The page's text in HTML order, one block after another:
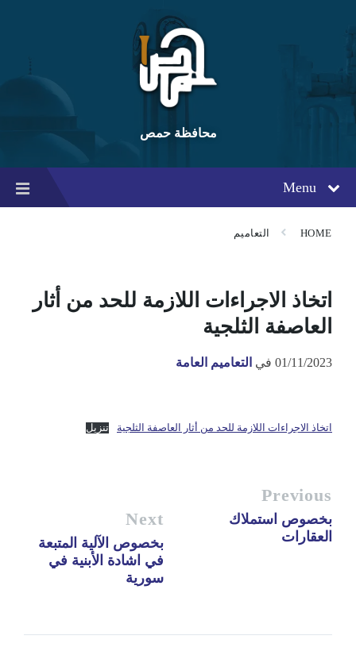
content
main
navigation
footer
محافظة حمص
Menu
HOME التعاميم
اتخاذ الاجراءات اللازمة للحد من أثار
العاصفة الثلجية
01/11/2023 في التعاميم العامة
اتخاذ الاجراءات اللازمة للحد من أثار العاصفة الثلجية تنزيل
Previous
بخصوص استملاك
العقارات
Next
بخصوص الآلية المتبعة
في اشادة الأبنية في
سورية